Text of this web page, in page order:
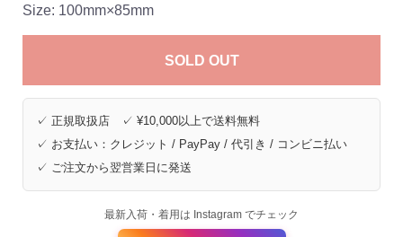
Size: 100mm×85mm
SOLD OUT
✓ 正規取扱店 ✓ ¥10,000以上で送料無料
✓ お支払い：クレジット / PayPay / 代引き / コンビニ払い
✓ ご注文から翌営業日に発送
最新入荷・着用は Instagram でチェック